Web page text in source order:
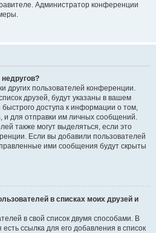
Администратор конференции
других пользователей конференции.
друзей, будут указаны в вашем
доступа к информации о том,
и для отправки им личных сообщений.
также могут выделяться, если это
Если вы добавили пользователей
ими сообщения будут скрыты
в списках моих друзей и
в свой список двумя способами. В
ссылка для его добавления в список